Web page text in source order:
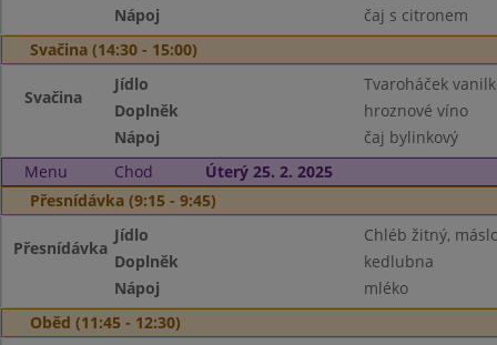
Nápoj
čaj s citronem
Svačina (14:30 - 15:00)
Svačina
Jídlo
Tvaroháček
Doplněk
hroznové víno
Nápoj
čaj bylinkový
Menu
Chod
Úterý 25. 2. 2025
Přesnídávka (9:15 - 9:45)
Přesnídávka
Jídlo
Chléb žitný,
Doplněk
kedlubna
Nápoj
mléko
Oběd (11:45 - 12:30)